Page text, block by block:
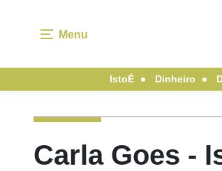
Menu
IstoÉ Dinheiro
Carla Goes -